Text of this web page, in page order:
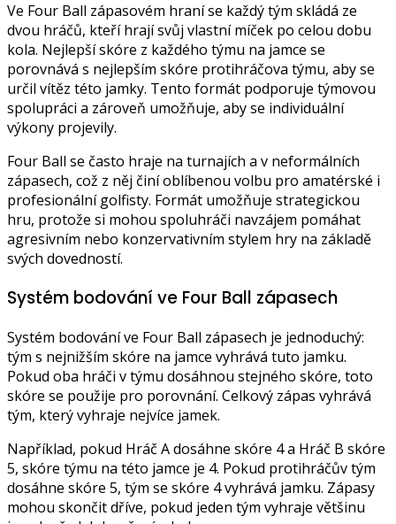
Ve Four Ball zápasovém hraní se každý tým skládá ze
dvou hráčů, kteří hrají svůj vlastní míček po celou dobu
kola. Nejlepší skóre z každého týmu na jamce se
porovnává s nejlepším skóre protihráčova týmu, aby se
určil vítěz této jamky. Tento formát podporuje týmovou
spolupráci a zároveň umožňuje, aby se individuální
výkony projevily.
Four Ball se často hraje na turnajích a v neformálních
zápasech, což z něj činí oblíbenou volbu pro amatérské i
profesionální golfisty. Formát umožňuje strategickou
hru, protože si mohou spoluhráči navzájem pomáhat
agresivním nebo konzervativním stylem hry na základě
svých dovedností.
Systém bodování ve Four Ball zápasech
Systém bodování ve Four Ball zápasech je jednoduchý:
tým s nejnižším skóre na jamce vyhrává tuto jamku.
Pokud oba hráči v týmu dosáhnou stejného skóre, toto
skóre se použije pro porovnání. Celkový zápas vyhrává
tým, který vyhraje nejvíce jamek.
Například, pokud Hráč A dosáhne skóre 4 a Hráč B skóre
5, skóre týmu na této jamce je 4. Pokud protihráčův tým
dosáhne skóre 5, tým se skóre 4 vyhrává jamku. Zápasy
mohou skončit dříve, pokud jeden tým vyhraje většinu